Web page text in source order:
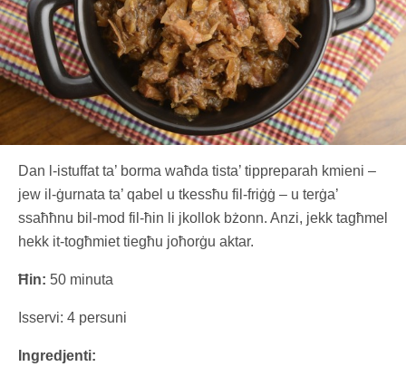
Dan l-istuffat ta’ borma waħda tista’ tippreparah kmieni –
jew il-ġurnata ta’ qabel u tkessħu fil-friġġ – u terġa’
ssaħħnu bil-mod fil-ħin li jkollok bżonn. Anzi, jekk tagħmel
hekk it-togħmiet tiegħu joħorġu aktar.
Ħin: 50 minuta
Isservi: 4 persuni
Ingredjenti: